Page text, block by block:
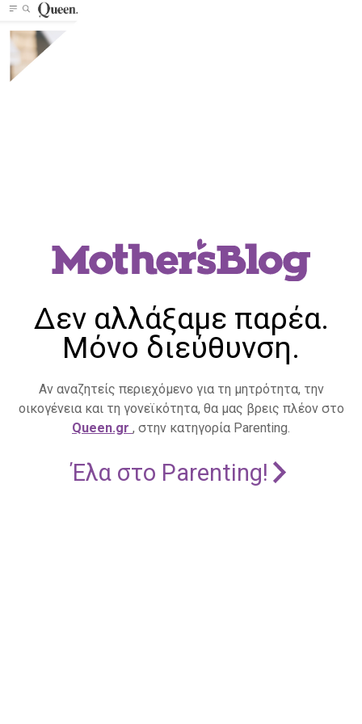
Δεν αλλάξαμε παρέα.
Μόνο διεύθυνση.
Αν αναζητείς περιεχόμενο για τη μητρότητα, την
οικογένεια και τη γονεϊκότητα, θα μας βρεις πλέον στο
Queen.gr , στην κατηγορία Parenting.
Έλα στο Parenting!